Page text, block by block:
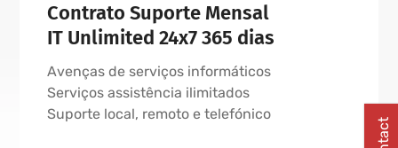
Contrato Suporte Mensal
IT Unlimited 24x7 365 dias
Avenças de serviços informáticos
Serviços assistência ilimitados
Suporte local, remoto e telefónico